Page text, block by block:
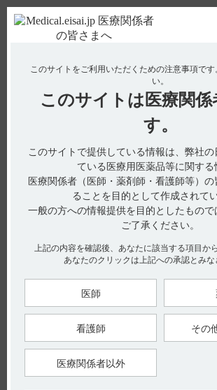
使用期限検索
No : 1151
【ルネスタ】 作用機序は？
【ルネスタ】
作用機序は？
本剤は、ラセミ体であるゾピクロンの一方の
部分を有する製剤です。
エスゾピクロンは中枢神経系のGABAA 受容
経細胞内への流入を促進することにより、
するものと考えられます。（引用1、2、3）
【引用】
1）ルネスタ錠1mg・錠2mg・錠3mg電子添文
2）Hanson S. M. et al.：J. Med. Chem., 2008；
7252 ［LUN-0024］
3）社内資料：GABAA受容体サブタイプ発現
GABA誘発電流増強作用 CTD 2.6.2.2.2 ［
このサイトをご利用いただくための注意事項です
い。
このサイトは 医療関
す。
このサイトで提供している情報は、弊社
ている医療用医薬品等に関する
医療関係者（医師・薬剤師・看護師等）
ることを目的として作成されてい
一般の方への情報提供を目的としたもの
ご了承ください。
上記の内容を確認後、あなたに該当する項目か
あなたのクリックは上記への承認とみな
医師
看護師 その
医療関係者以外